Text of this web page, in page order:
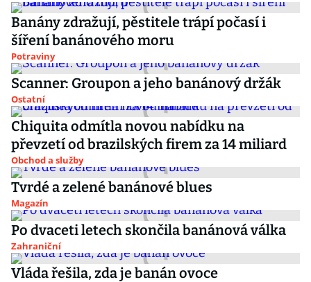
Banány zdražují, pěstitele trápí počasí i
šíření banánového moru
Potraviny
Scanner: Groupon a jeho banánový držák
Ostatní
Chiquita odmítla novou nabídku na
převzetí od brazilských firem za 14 miliard
Obchod a služby
Tvrdé a zelené banánové blues
Magazín
Po dvaceti letech skončila banánová válka
Zahraniční
Vláda řešila, zda je banán ovoce